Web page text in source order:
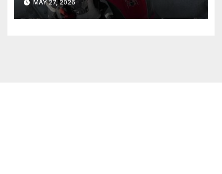
MAY 27, 2026